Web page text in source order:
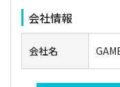
会社情報
会社名